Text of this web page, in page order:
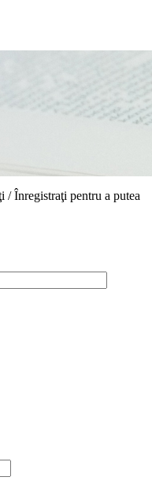
/ Înregistraţi pentru a putea